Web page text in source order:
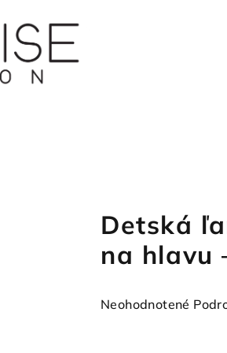
Detská
na hlavu
Priemerné
Neohodnotené